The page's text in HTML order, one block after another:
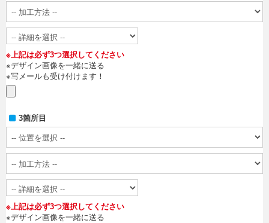
※上記は必ず3つ選択してください
※デザイン画像を一緒に送る
※写メールも受け付けます！
3箇所目
※上記は必ず3つ選択してください
※デザイン画像を一緒に送る